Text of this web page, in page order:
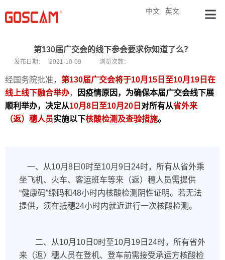
英文
中文
第130届广交会的线下参会要求你知道了么？
发布日期： 2021-10-09 浏览次数：
经国务院批准， 第130届广交会将于10月15日至10月19日在
线上线下融合举办，
因疫情原因，为确保本届广交会线下展
顺利举办，决定从10月8日至10月20日 对所有从省外来
（返）穗人员实施以下核酸检测及查验措施。
一、从10月8日0时至10月9日24时，所有从省外乘
坐飞机、火车、客运班车等来（返）穗人员需提供
“健康码”绿码和48小时内核酸检测阴性证明。若无法
提供，须在抵穗24小时内就近进行一次核酸检测。
二、从10月10日0时至10月19日24时，所有省外
来（返）穗人员在登机、登车前需接受承运方核酸检